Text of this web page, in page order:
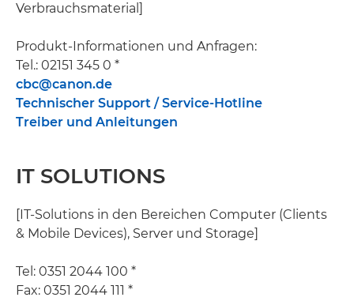
Verbrauchsmaterial]
Produkt-Informationen und Anfragen:
Tel.: 02151 345 0 *
cbc@canon.de
Technischer Support / Service-Hotline
Treiber und Anleitungen
IT SOLUTIONS
[IT-Solutions in den Bereichen Computer (Clients
& Mobile Devices), Server und Storage]
Tel: 0351 2044 100 *
Fax: 0351 2044 111 *